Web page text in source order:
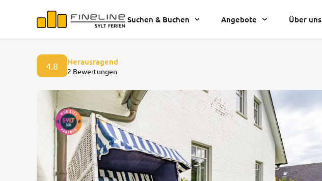
Suchen & Buchen Angebote Über uns
4.8 Herausragend
2 Bewertungen